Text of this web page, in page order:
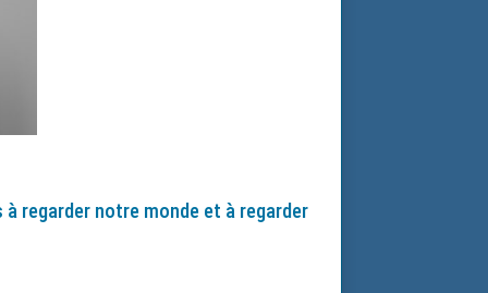
regarder notre monde et à regarder